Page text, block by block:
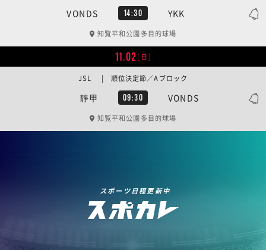
VONDS 14:30 YKK
知覧平和公園多目的球場
11.02[日]
靜甲 09:30 VONDS
JSL | 順位決定節／Aブロック
知覧平和公園多目的球場
スポーツ日程更新中